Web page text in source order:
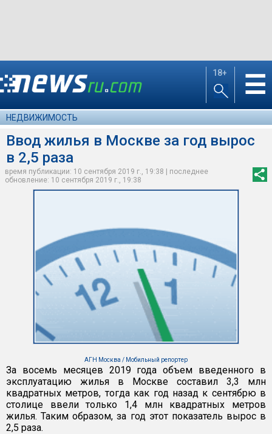
18+ ☰
НЕДВИЖИМОСТЬ
Ввод жилья в Москве за год вырос
в 2,5 раза
время публикации: 10 сентября 2019 г., 19:38 | последнее
обновление: 10 сентября 2019 г., 19:38
АГН Москва / Мобильный репортер
За восемь месяцев 2019 года объем введенного в
эксплуатацию жилья в Москве составил 3,3 млн
квадратных метров, тогда как год назад к сентябрю в
столице ввели только 1,4 млн квадратных метров
жилья. Таким образом, за год этот показатель вырос в
2,5 раза.